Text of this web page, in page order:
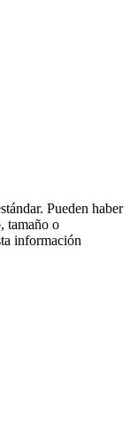
Pueden haber
tamaño o
información